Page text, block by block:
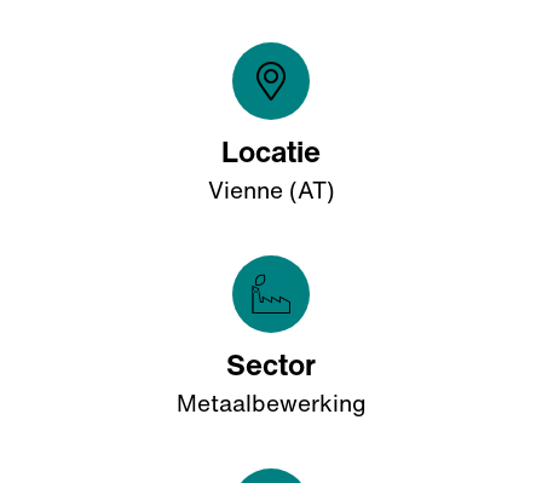
Locatie
Vienne (AT)
Sector
Metaalbewerking